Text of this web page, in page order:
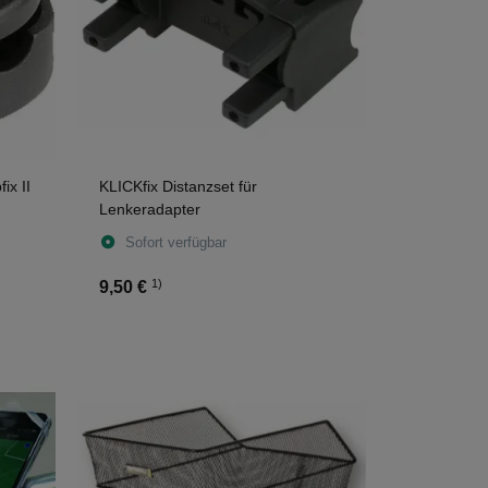
II
KLICKfix Distanzset für
Lenkeradapter
Sofort verfügbar
9,50 € 1)